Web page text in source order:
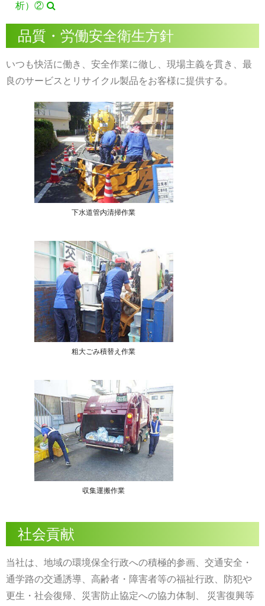
析）②
品質・労働安全衛生方針
いつも快活に働き、安全作業に徹し、現場主義を貫き、最
良のサービスとリサイクル製品をお客様に提供する。
下水道管内清掃作業
粗大ごみ積替え作業
収集運搬作業
社会貢献
当社は、地域の環境保全行政への積極的参画、交通安全・
通学路の交通誘導、高齢者・障害者等の福祉行政、防犯や
更生・社会復帰、災害防止協定への協力体制、 災害復興等